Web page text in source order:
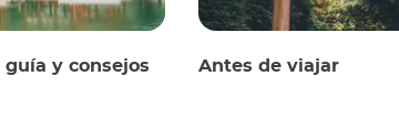
guía y consejos Antes de viajar